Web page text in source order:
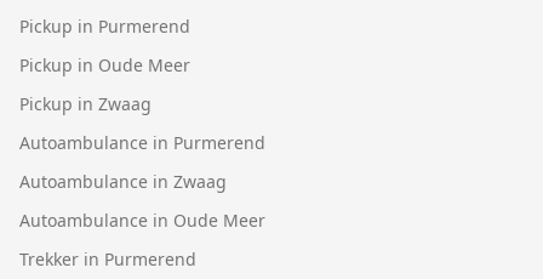
Pickup in Purmerend
Pickup in Oude Meer
Pickup in Zwaag
Autoambulance in Purmerend
Autoambulance in Zwaag
Autoambulance in Oude Meer
Trekker in Purmerend